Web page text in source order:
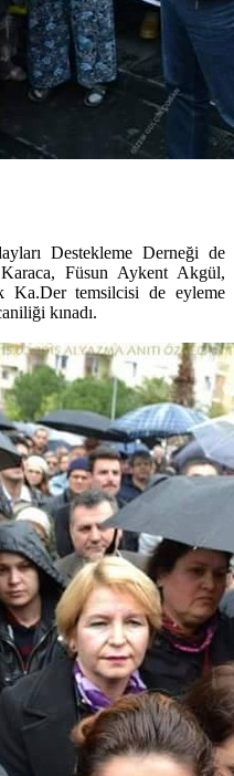
Destekleme Derneği de
Füsun Aykent Akgül,
Ka.Der temsilcisi de eyleme
kınadı.